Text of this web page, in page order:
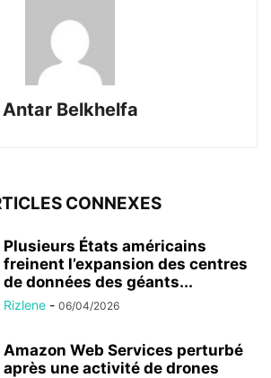
Antar Belkhelfa
CONNEXES
Plusieurs États américains
freinent l’expansion des centres
de données des géants...
Rizlene - 06/04/2026
Amazon Web Services perturbé
après une activité de drones